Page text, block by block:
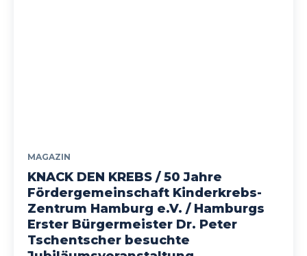
MAGAZIN
KNACK DEN KREBS / 50 Jahre
Fördergemeinschaft Kinderkrebs-
Zentrum Hamburg e.V. / Hamburgs
Erster Bürgermeister Dr. Peter
Tschentscher besuchte